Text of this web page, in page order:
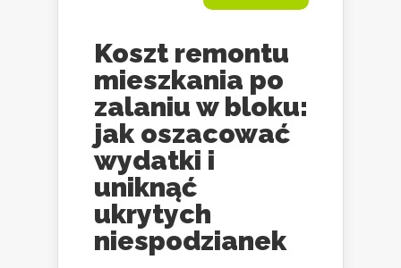
Koszt remontu
mieszkania po
zalaniu w bloku:
jak oszacować
wydatki i
uniknąć
ukrytych
niespodzianek